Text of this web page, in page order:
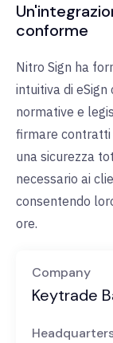
conforme
Nitro Sign ha
intuitiva di
normative e
firmare
una sicurezza
necessario ai
consentendo
ore.
Company
Keytrade